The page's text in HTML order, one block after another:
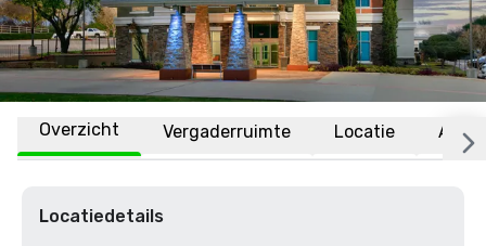
Overzicht Vergaderruimte Locatie
Locatiedetails